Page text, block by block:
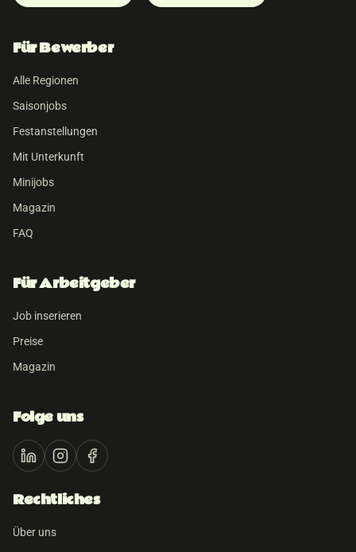
Für Bewerber
Alle Regionen
Saisonjobs
Festanstellungen
Mit Unterkunft
Minijobs
Magazin
FAQ
Für Arbeitgeber
Job inserieren
Preise
Magazin
Folge uns
Rechtliches
Über uns